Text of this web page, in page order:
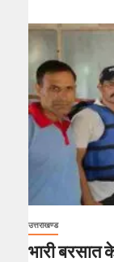
उत्तराखण्ड
भारी बरसात